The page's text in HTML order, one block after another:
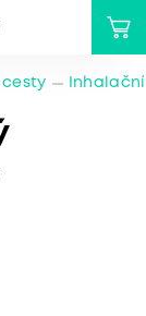
cesty